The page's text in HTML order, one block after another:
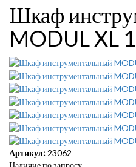
Шкаф
MODUL XL
Артикул: 23062
Наличие по запросу